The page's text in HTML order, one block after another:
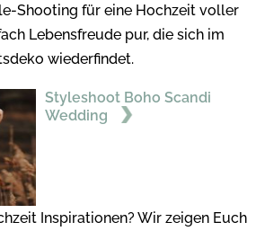
Shooting für eine Hochzeit voller
Lebensfreude pur, die sich im
wiederfindet.
Styleshoot Boho Scandi
Wedding
Inspirationen? Wir zeigen Euch